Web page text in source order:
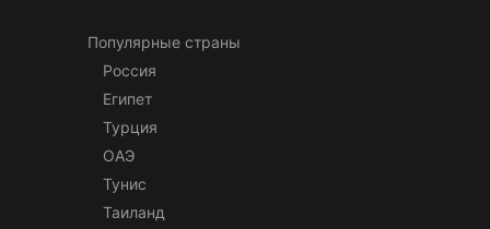
Популярные страны
Россия
Египет
Турция
ОАЭ
Тунис
Таиланд